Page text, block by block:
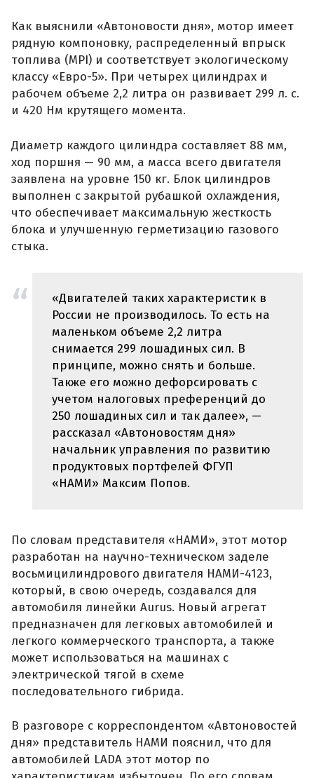
Как выяснили «Автоновости дня», мотор имеет
рядную компоновку, распределенный впрыск
топлива (MPI) и соответствует экологическому
классу «Евро-5». При четырех цилиндрах и
рабочем объеме 2,2 литра он развивает 299 л. с.
и 420 Нм крутящего момента.
Диаметр каждого цилиндра составляет 88 мм,
ход поршня — 90 мм, а масса всего двигателя
заявлена на уровне 150 кг. Блок цилиндров
выполнен с закрытой рубашкой охлаждения,
что обеспечивает максимальную жесткость
блока и улучшенную герметизацию газового
стыка.
«Двигателей таких характеристик в
России не производилось. То есть на
маленьком объеме 2,2 литра
снимается 299 лошадиных сил. В
принципе, можно снять и больше.
Также его можно дефорсировать с
учетом налоговых преференций до
250 лошадиных сил и так далее», —
рассказал «Автоновостям дня»
начальник управления по развитию
продуктовых портфелей ФГУП
«НАМИ» Максим Попов.
По словам представителя «НАМИ», этот мотор
разработан на научно-техническом заделе
восьмицилиндрового двигателя НАМИ-4123,
который, в свою очередь, создавался для
автомобиля линейки Aurus. Новый агрегат
предназначен для легковых автомобилей и
легкого коммерческого транспорта, а также
может использоваться на машинах с
электрической тягой в схеме
последовательного гибрида.
В разговоре с корреспондентом «Автоновостей
дня» представитель НАМИ пояснил, что для
автомобилей LADA этот мотор по